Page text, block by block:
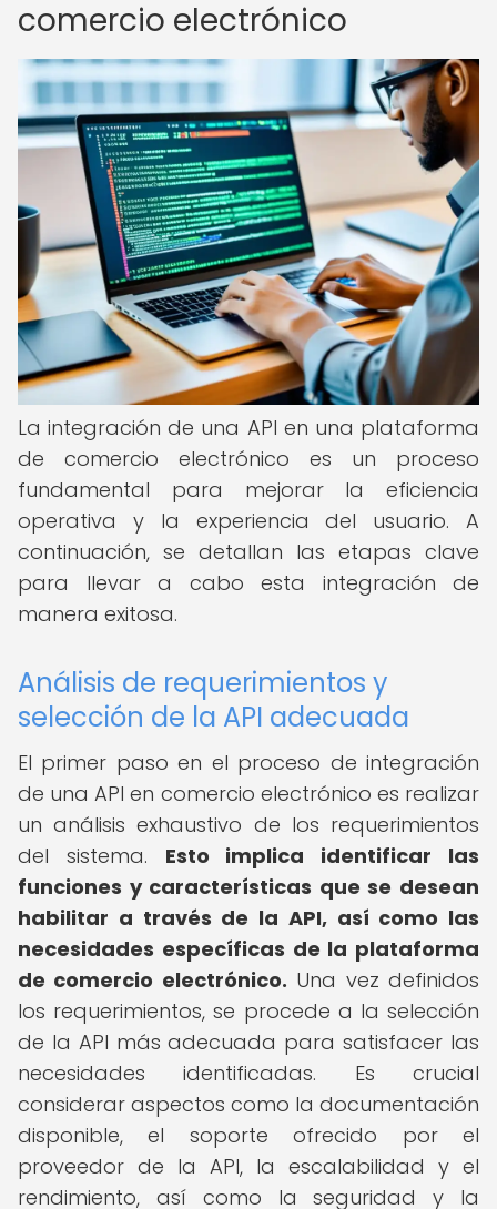
comercio electrónico
La integración de una API en una plataforma
de comercio electrónico es un proceso
fundamental para mejorar la eficiencia
operativa y la experiencia del usuario. A
continuación, se detallan las etapas clave
para llevar a cabo esta integración de
manera exitosa.
Análisis de requerimientos y
selección de la API adecuada
El primer paso en el proceso de integración
de una API en comercio electrónico es realizar
un análisis exhaustivo de los requerimientos
del sistema. Esto implica identificar las
funciones y características que se desean
habilitar a través de la API, así como las
necesidades específicas de la plataforma
de comercio electrónico. Una vez definidos
los requerimientos, se procede a la selección
de la API más adecuada para satisfacer las
necesidades identificadas. Es crucial
considerar aspectos como la documentación
disponible, el soporte ofrecido por el
proveedor de la API, la escalabilidad y el
rendimiento, así como la seguridad y la